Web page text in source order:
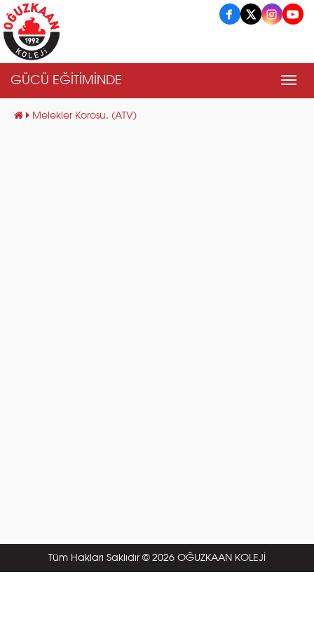
GÜCÜ EĞİTİMİNDE
Melekler Korosu. (ATV)
Tüm Hakları Saklıdır © 2026 OĞUZKAAN KOLEJİ